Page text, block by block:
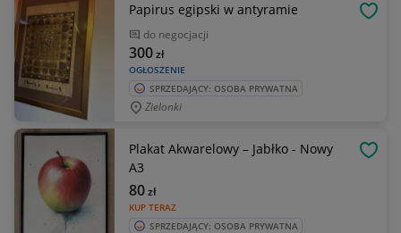
Papirus egipski w antyramie
do negocjacji
OGŁOSZENIE
300zł
SPRZEDAJĄCY: OSOBA PRYWATNA
Zielonki
Plakat Akwarelowy – Jabłko - Nowy
A3
KUP TERAZ
80zł
SPRZEDAJĄCY: OSOBA PRYWATNA